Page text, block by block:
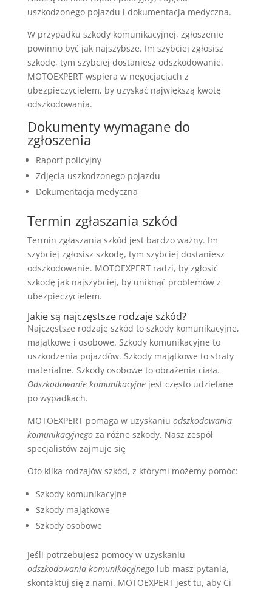
uszkodzonego pojazdu i dokumentacja medyczna.
W przypadku szkody komunikacyjnej, zgłoszenie
powinno być jak najszybsze. Im szybciej zgłosisz
szkodę, tym szybciej dostaniesz odszkodowanie.
MOTOEXPERT wspiera w negocjacjach z
ubezpieczycielem, by uzyskać największą kwotę
odszkodowania.
Dokumenty wymagane do
zgłoszenia
Raport policyjny
Zdjęcia uszkodzonego pojazdu
Dokumentacja medyczna
Termin zgłaszania szkód
Termin zgłaszania szkód jest bardzo ważny. Im
szybciej zgłosisz szkodę, tym szybciej dostaniesz
odszkodowanie. MOTOEXPERT radzi, by zgłosić
szkodę jak najszybciej, by uniknąć problemów z
ubezpieczycielem.
Jakie są najczęstsze rodzaje szkód?
Najczęstsze rodzaje szkód to szkody komunikacyjne,
majątkowe i osobowe. Szkody komunikacyjne to
uszkodzenia pojazdów. Szkody majątkowe to straty
materialne. Szkody osobowe to obrażenia ciała.
Odszkodowanie komunikacyjnejest często udzielane
po wypadkach.
MOTOEXPERT pomaga w uzyskaniu odszkodowania
komunikacyjnegoza różne szkody. Nasz zespół
specjalistów zajmuje się
Oto kilka rodzajów szkód, z którymi możemy pomóc:
Szkody komunikacyjne
Szkody majątkowe
Szkody osobowe
Jeśli potrzebujesz pomocy w uzyskaniu
odszkodowania komunikacyjnegolub masz pytania,
skontaktuj się z nami. MOTOEXPERT jest tu, aby Ci